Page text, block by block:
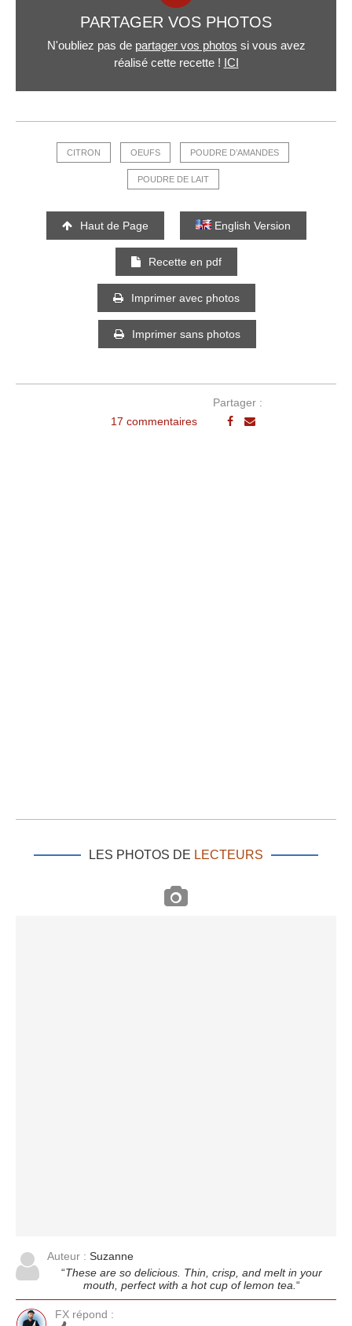
PARTAGER VOS PHOTOS
N'oubliez pas de partager vos photos si vous avez
réalisé cette recette ! ICI
CITRON OEUFS POUDRE D’AMANDES
POUDRE DE LAIT
Haut de Page English Version
Recette en pdf
Imprimer avec photos
Imprimer sans photos
17 commentaires
Partager :
LES PHOTOS DE LECTEURS
Auteur : Suzanne
“These are so delicious. Thin, crisp, and melt in your
mouth, perfect with a hot cup of lemon tea. “
FX répond :